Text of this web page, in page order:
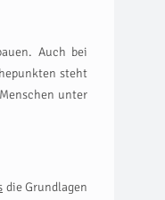
Auch bei
steht
unter
die Grundlagen